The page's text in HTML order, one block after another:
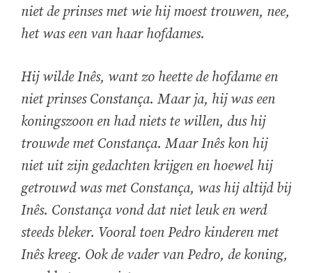
niet de prinses met wie hij moest trouwen, nee,
het was een van haar hofdames.
Hij wilde Inês, want zo heette de hofdame en
niet prinses Constança. Maar ja, hij was een
koningszoon en had niets te willen, dus hij
trouwde met Constança. Maar Inês kon hij
niet uit zijn gedachten krijgen en hoewel hij
getrouwd was met Constança, was hij altijd bij
Inês. Constança vond dat niet leuk en werd
steeds bleker. Vooral toen Pedro kinderen met
Inês kreeg. Ook de vader van Pedro, de koning,